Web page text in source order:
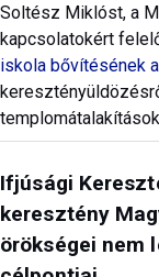
Soltész Miklóst, a
kapcsolatokért
iskola bővítésének
Ifjúsági
keresztény
örökségei nem